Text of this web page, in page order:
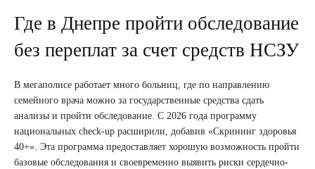
Где в Днепре пройти обследование
без переплат за счет средств НСЗУ
В мегаполисе работает много больниц, где по направлению
семейного врача можно за государственные средства сдать
анализы и пройти обследование. С 2026 года программу
национальных check-up расширили, добавив «Скрининг здоровья
40+». Эта программа предоставляет хорошую возможность пройти
базовые обследования и своевременно выявить риски сердечно-